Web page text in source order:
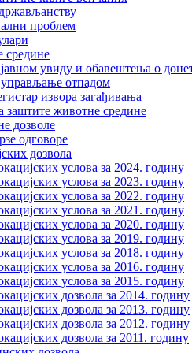
проблем
средине
јавном увиду и обавештења о
управљање отпадом
извора загађивања
заштите животне средине
дозволе
одговоре
дозвола
услова за 2024. годину
услова за 2023. годину
услова за 2022. годину
услова за 2021. годину
услова за 2020. годину
услова за 2019. годину
услова за 2018. годину
услова за 2016. годину
услова за 2015. годину
дозвола за 2014. годину
дозвола за 2013. годину
дозвола за 2012. годину
дозвола за 2011. годину